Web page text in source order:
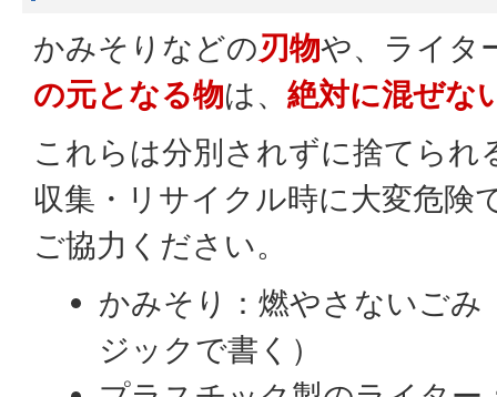
かみそりなどの刃物や、ライタ
の元となる物は、 絶対に混ぜな
これらは分別されずに捨てられ
収集・リサイクル時に大変危険
ご協力ください。
かみそり：燃やさないごみ
ジックで書く）